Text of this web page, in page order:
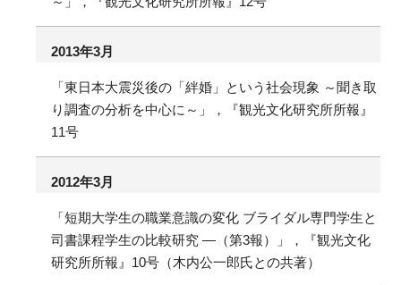
2013年3月
「東日本大震災後の「絆婚」という社会現象 ～聞き取
り調査の分析を中心に～」，『観光文化研究所所報』
11号
2012年3月
「短期大学生の職業意識の変化 ブライダル専門学生と
司書課程学生の比較研究 ―（第3報）」，『観光文化
研究所所報』10号（木内公一郎氏との共著）